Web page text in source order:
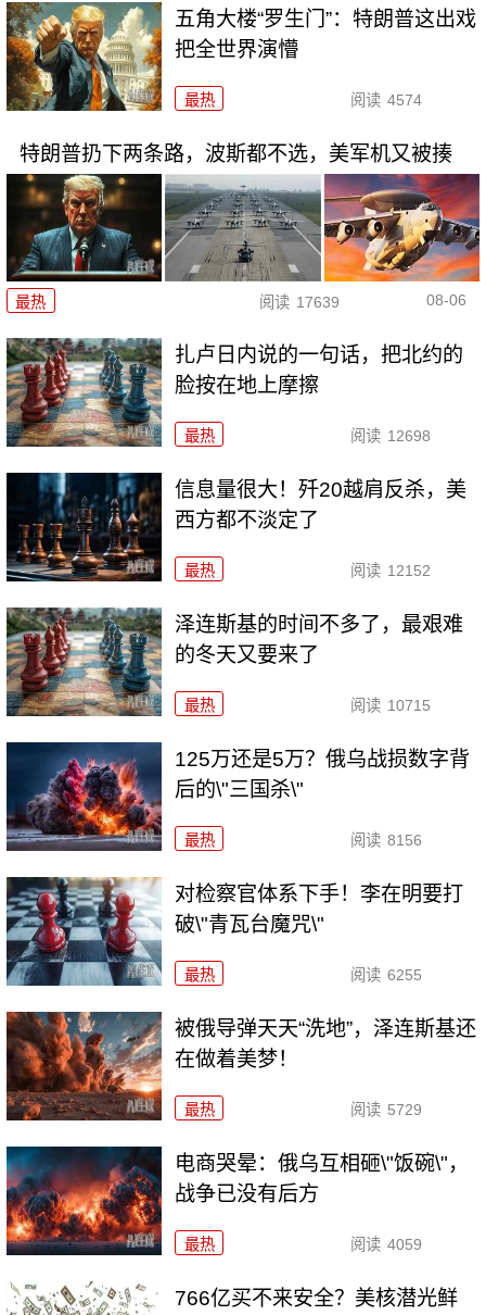
五角大楼“罗生门”：特朗普这出戏
把全世界演懵
最热 阅读 4574
特朗普扔下两条路，波斯都不选，美军机又被揍
最热 阅读 17639 08-06
扎卢日内说的一句话，把北约的
脸按在地上摩擦
最热 阅读 12698
信息量很大！歼20越肩反杀，美
西方都不淡定了
最热 阅读 12152
泽连斯基的时间不多了，最艰难
的冬天又要来了
最热 阅读 10715
125万还是5万？俄乌战损数字背
后的\"三国杀\"
最热 阅读 8156
对检察官体系下手！李在明要打
破\"青瓦台魔咒\"
最热 阅读 6255
被俄导弹天天“洗地”，泽连斯基还
在做着美梦！
最热 阅读 5729
电商哭晕：俄乌互相砸\"饭碗\"，
战争已没有后方
最热 阅读 4059
766亿买不来安全？美核潜光鲜